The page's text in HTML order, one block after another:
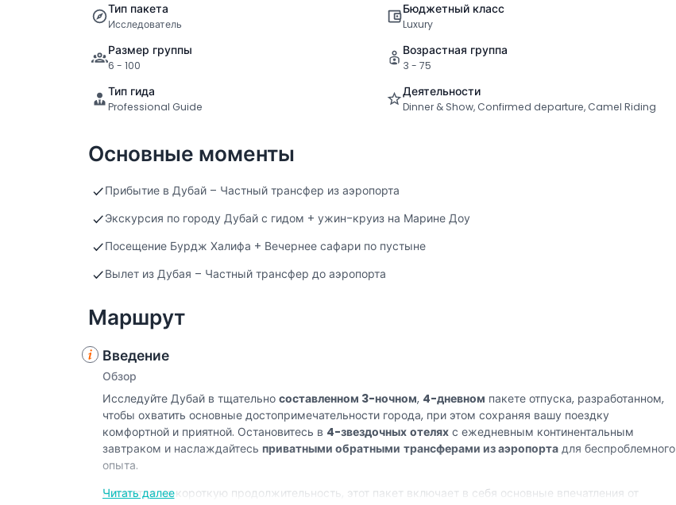
Тип пакета
Исследователь
Бюджетный класс
Luxury
Размер группы
6 - 100
Возрастная группа
3 - 75
Тип гида
Professional Guide
Деятельности
Dinner & Show, Confirmed departure, Camel Riding
Основные моменты
Прибытие в Дубай – Частный трансфер из аэропорта
Экскурсия по городу Дубай с гидом + ужин-круиз на Марине Доу
Посещение Бурдж Халифа + Вечернее сафари по пустыне
Вылет из Дубая – Частный трансфер до аэропорта
Маршрут
Введение
Обзор
Исследуйте Дубай в тщательно составленном 3-ночном, 4-дневном пакете отпуска, разработанном,
чтобы охватить основные достопримечательности города, при этом сохраняя вашу поездку
комфортной и приятной. Остановитесь в 4-звездочных отеляхс ежедневным континентальным
завтраком и наслаждайтесь приватными обратными трансферами из аэропортадля беспроблемного
опыта.
Несмотря на короткую продолжительность, этот пакет включает в себя основные впечатления от
Читать далее